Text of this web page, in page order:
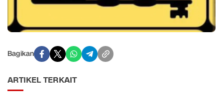
Bagikan
ARTIKEL TERKAIT